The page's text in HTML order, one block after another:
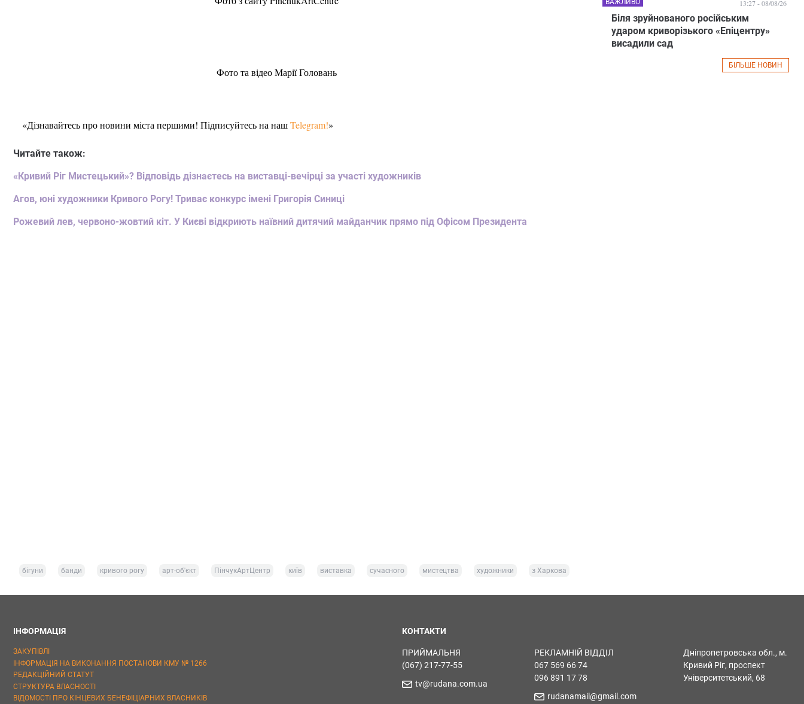
Фото та відео Марії Головань
«Дізнавайтесь про новини міста першими! Підписуйтесь на нашTelegram!»
Читайте також:
«Кривий Ріг Мистецький»? Відповідь дізнаєтесь на виставці-вечірці за участі художників
Агов, юні художники Кривого Рогу! Триває конкурс імені Григорія Синиці
Рожевий лев, червоно-жовтий кіт. У Києві відкриють наївний дитячий майданчик прямо під Офісом Президента
бігуни банди кривого рогу арт-об'єкт ПінчукАртЦентр київ виставка сучасного мистецтва художники з Харкова
Біля зруйнованого російським
ударом криворізького «Епіцентру»
висадили сад
ВАЖЛИВО 13:27 - 08/08/26
БІЛЬШЕ НОВИН
ІНФОРМАЦІЯ
ЗАКУПІВЛІ
ІНФОРМАЦІЯ НА ВИКОНАННЯ ПОСТАНОВИ КМУ № 1266
РЕДАКЦІЙНИЙ СТАТУТ
СТРУКТУРА ВЛАСНОСТІ
ВІДОМОСТІ ПРО КІНЦЕВИХ БЕНЕФІЦІАРНИХ ВЛАСНИКІВ
КОНТАКТИ
ПРИЙМАЛЬНЯ
(067) 217-77-55
tv@rudana.com.ua
РЕКЛАМНІЙ ВІДДІЛ
067 569 66 74
096 891 17 78
rudanamail@gmail.com
Дніпропетровська обл., м.
Кривий Ріг, проспект
Університетський, 68